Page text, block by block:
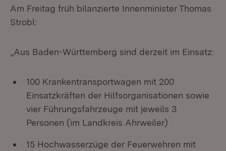
Am Freitag früh bilanzierte Innenminister Thomas
Strobl:
„Aus Baden-Württemberg sind derzeit im Einsatz:
100 Krankentransportwagen mit 200
Einsatzkräften der Hilfsorganisationen sowie
vier Führungsfahrzeuge mit jeweils 3
Personen (im Landkreis Ahrweiler)
15 Hochwasserzüge der Feuerwehren mit